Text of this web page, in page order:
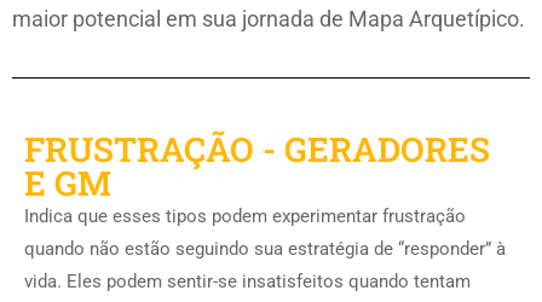
maior potencial em sua jornada de Mapa Arquetípico.
FRUSTRAÇÃO - GERADORES
E GM
Indica que esses tipos podem experimentar frustração
quando não estão seguindo sua estratégia de “responder” à
vida. Eles podem sentir-se insatisfeitos quando tentam